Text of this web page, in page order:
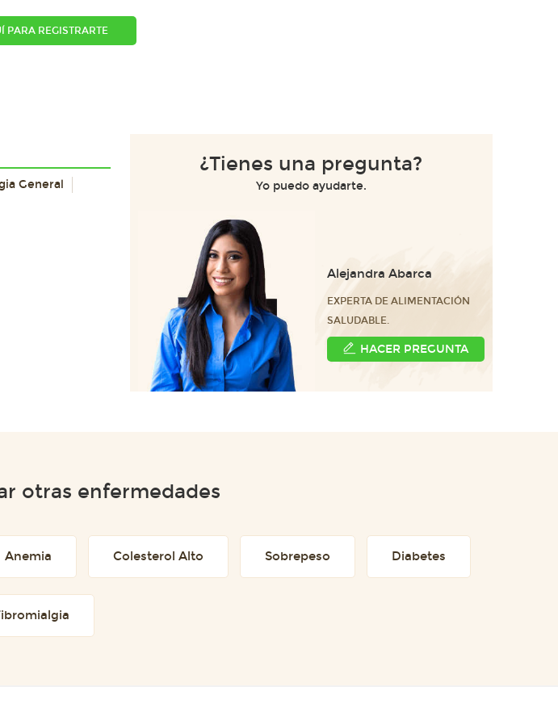
PARA REGISTRARTE
General
¿Tienes una pregunta?
Yo puedo ayudarte.
Alejandra Abarca
EXPERTA DE ALIMENTACIÓN
SALUDABLE.
HACER PREGUNTA
otras enfermedades
Anemia Colesterol Alto Sobrepeso Diabetes